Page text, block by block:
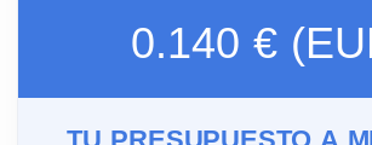
0.140 €